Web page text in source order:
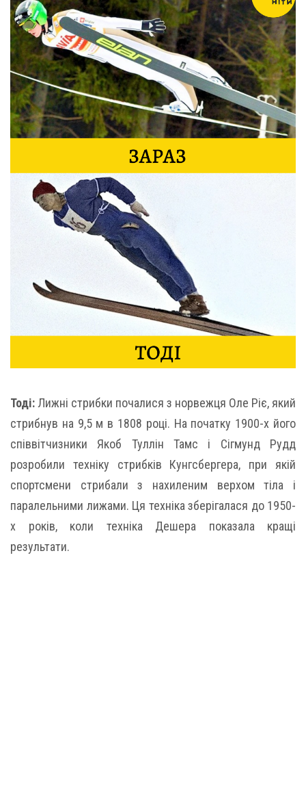
Тоді: Лижні стрибки почалися з норвежця Оле Ріє, який
стрибнув на 9,5 м в 1808 році. На початку 1900-х його
співвітчизники Якоб Туллін Тамс і Сігмунд Рудд
розробили техніку стрибків Кунгсбергера, при якій
спортсмени стрибали з нахиленим верхом тіла і
паралельними лижами. Ця техніка зберігалася до 1950-
х років, коли техніка Дешера показала кращі
результати.